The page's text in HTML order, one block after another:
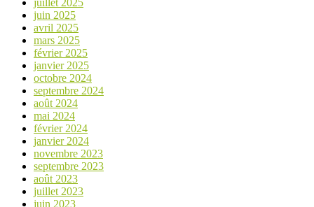
juillet 2025
juin 2025
avril 2025
mars 2025
février 2025
janvier 2025
octobre 2024
septembre 2024
août 2024
mai 2024
février 2024
janvier 2024
novembre 2023
septembre 2023
août 2023
juillet 2023
juin 2023